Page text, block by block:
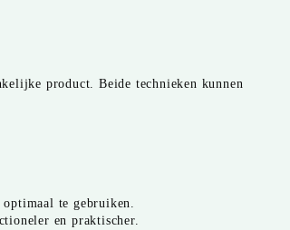
product. Beide technieken kunnen
te gebruiken.
en praktischer.